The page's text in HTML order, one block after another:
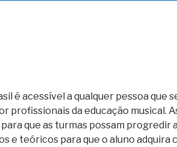
é acessível a qualquer pessoa que
profissionais da educação musical.
que as turmas possam progredir
e teóricos para que o aluno adquira